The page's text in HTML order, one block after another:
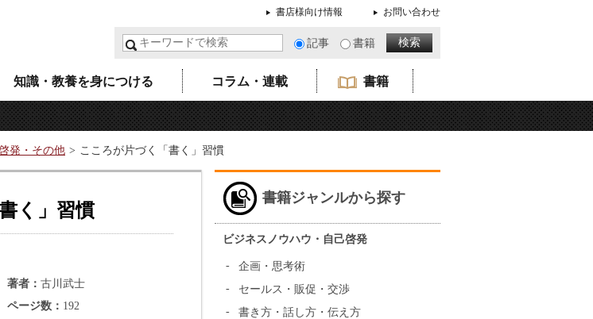
書店様向け情報 お問い合わせ
記事 書籍
知識・教養を身につける コラム・連載 書籍
発・その他 こころが片づく「書く」習慣
く」習慣
著者
古川武士
ページ数
192
書籍ジャンルから探す
ビジネスノウハウ・自己啓発
企画・思考術
セールス・販促・交渉
書き方・話し方・伝え方